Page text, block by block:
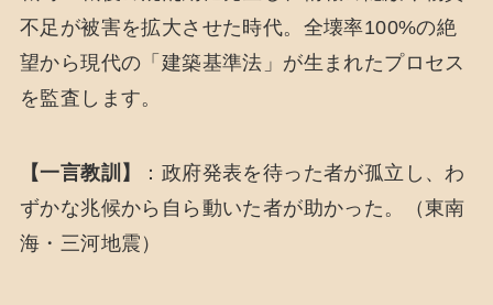
不足が被害を拡大させた時代。全壊率100%の絶
望から現代の「建築基準法」が生まれたプロセス
を監査します。
【一言教訓】
：政府発表を待った者が孤立し、わ
ずかな兆候から自ら動いた者が助かった。（東南
海・三河地震）